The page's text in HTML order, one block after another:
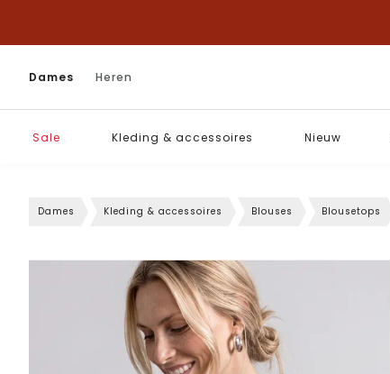
Dames Heren
Sale Kleding & accessoires Nieuw
Dames Kleding & accessoires Blouses Blousetops